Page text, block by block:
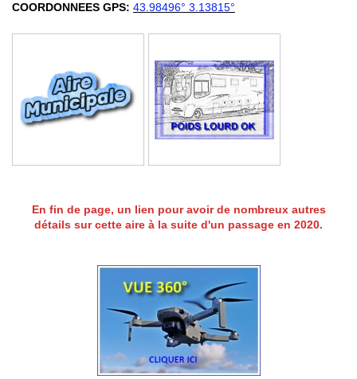
COORDONNEES GPS: 43.98496° 3.13815°
En fin de page, un lien pour avoir de nombreux autres
détails sur cette aire à la suite d'un passage en 2020.